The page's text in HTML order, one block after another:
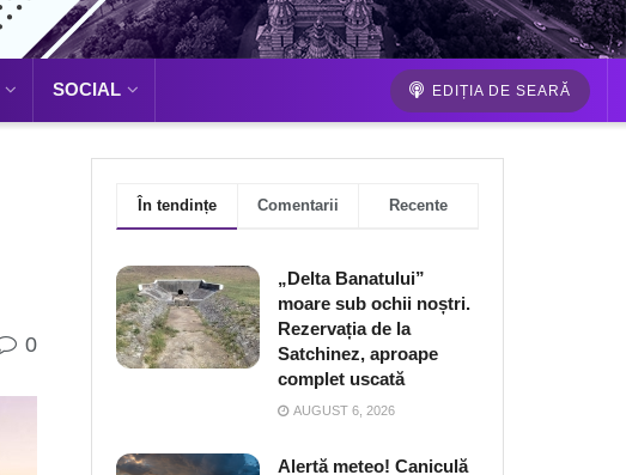
SOCIAL EDIȚIA DE SEARĂ
0
În tendințe Comentarii Recente
„Delta Banatului”
moare sub ochii noștri.
Rezervația de la
Satchinez, aproape
complet uscată
AUGUST 6, 2026
Alertă meteo! Caniculă